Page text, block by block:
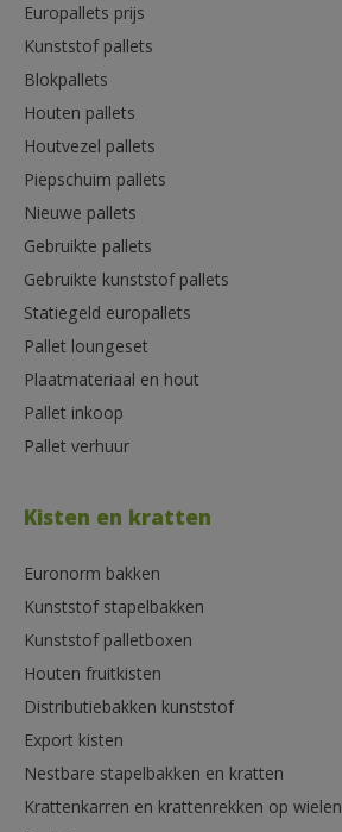
Europallets prijs
Kunststof pallets
Blokpallets
Houten pallets
Houtvezel pallets
Piepschuim pallets
Nieuwe pallets
Gebruikte pallets
Gebruikte kunststof pallets
Statiegeld europallets
Pallet loungeset
Plaatmateriaal en hout
Pallet inkoop
Pallet verhuur
Kisten en kratten
Euronorm bakken
Kunststof stapelbakken
Kunststof palletboxen
Houten fruitkisten
Distributiebakken kunststof
Export kisten
Nestbare stapelbakken en kratten
Krattenkarren en krattenrekken op wielen